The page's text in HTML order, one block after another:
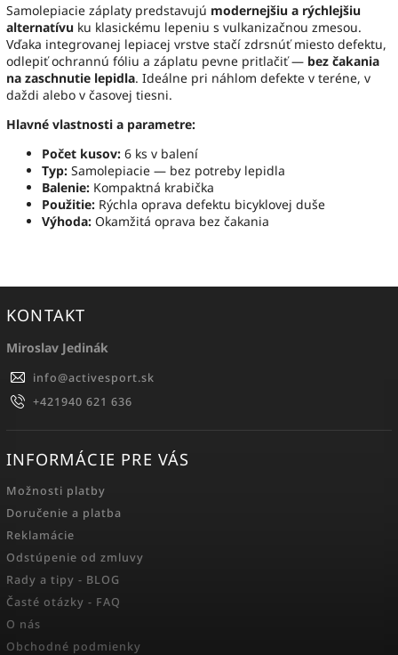
Samolepiacie záplaty predstavujú modernejšiu a rýchlejšiu
alternatívu ku klasickému lepeniu s vulkanizačnou zmesou.
Vďaka integrovanej lepiacej vrstve stačí zdrsnúť miesto defektu,
odlepiť ochrannú fóliu a záplatu pevne pritlačiť — bez čakania
na zaschnutie lepidla. Ideálne pri náhlom defekte v teréne, v
daždi alebo v časovej tiesni.
Hlavné vlastnosti a parametre:
Počet kusov: 6 ks v balení
Typ: Samolepiacie — bez potreby lepidla
Balenie: Kompaktná krabička
Použitie: Rýchla oprava defektu bicyklovej duše
Výhoda: Okamžitá oprava bez čakania
KONTAKT
Miroslav Jedinák
info@activesport.sk
+421940 621 636
INFORMÁCIE PRE VÁS
Možnosti platby
Doručenie a platba
Reklamácie
Odstúpenie od zmluvy
Rady a tipy - BLOG
Časté otázky - FAQ
O nás
Obchodné podmienky